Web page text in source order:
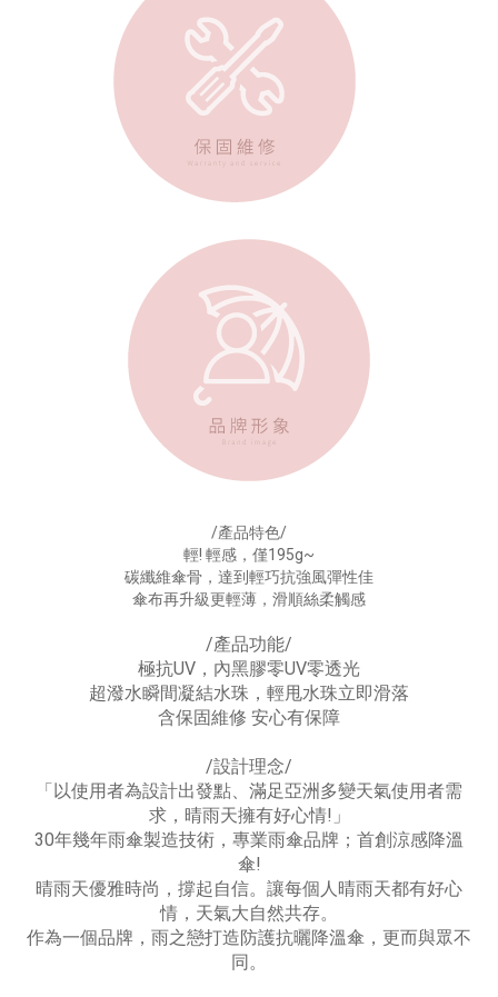
/產品特色/
輕! 輕感，僅195g~
碳纖維傘骨，達到輕巧抗強風彈性佳
傘布再升級更輕薄，滑順絲柔觸感
/產品功能/
極抗UV，內黑膠零UV零透光
超潑水瞬間凝結水珠，輕甩水珠立即滑落
含保固維修 安心有保障
/設計理念/
「以使用者為設計出發點、滿足亞洲多變天氣使用者需
求，晴雨天擁有好心情!」
30年幾年雨傘製造技術，專業雨傘品牌；首創涼感降溫
傘!
晴雨天優雅時尚，撐起自信。讓每個人晴雨天都有好心
情，天氣大自然共存。
作為一個品牌，雨之戀打造防護抗曬降溫傘，更而與眾不
同。